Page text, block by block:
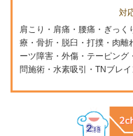
対
肩こり・肩痛・腰痛・ぎっ
療・骨折・脱臼・打撲・肉離
ーツ障害・外傷・テーピン
問施術・水素吸引・TNブレ